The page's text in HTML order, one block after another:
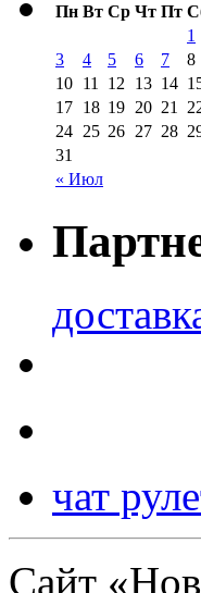
Пн Вт Ср Чт Пт
« Июл
1
3
4 5 6 7 8
10 11 12 13 14
17 18 19 20 21
24 25 26 27 28
31
чат
Сайт